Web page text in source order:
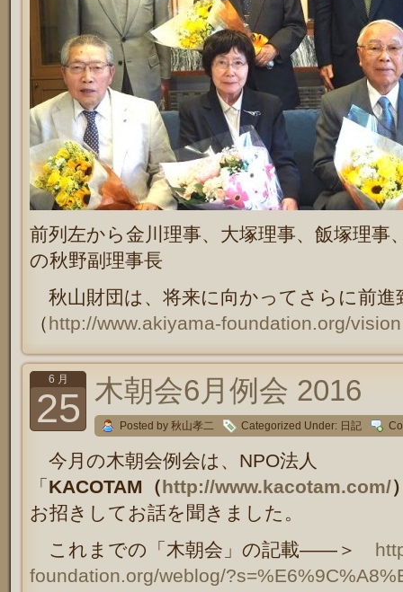
前列左から金川理事、大塚理事、飯塚理事
の秋野副理事長
秋山財団は、将来に向かってさらに前進
（http://www.akiyama-foundation.org/vision
6 月
25 木朝会6月例会 2016
Posted by 秋山孝二 Categorized Under: 日記
今月の木朝会例会は、NPO法人
「 KACOTAM（http://www.kacotam.com/
お招きしてお話を聞きました。
これまでの「木朝会」の記載――＞
foundation.org/weblog/